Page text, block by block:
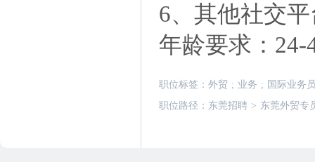
6、其他社交
年龄要求：24-
职位标签： 外贸 ; 业务 ; 国际业务
职位路径： 东莞招聘 > 东莞外贸专